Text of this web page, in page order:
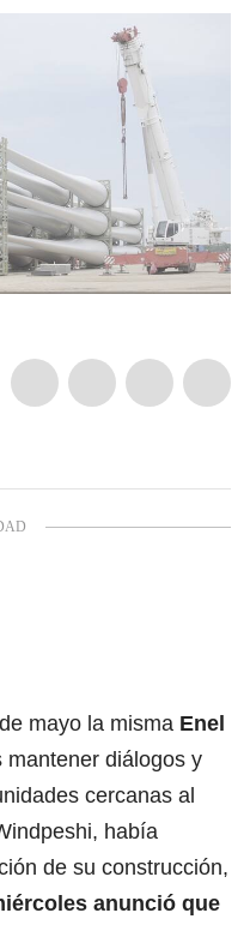
mayo la misma Enel
mantener diálogos y
cercanas al
había
de su construcción,
anunció que